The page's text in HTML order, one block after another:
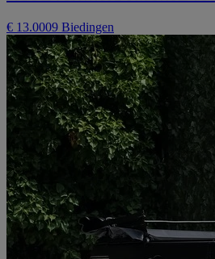
€ 13.0009 Biedingen